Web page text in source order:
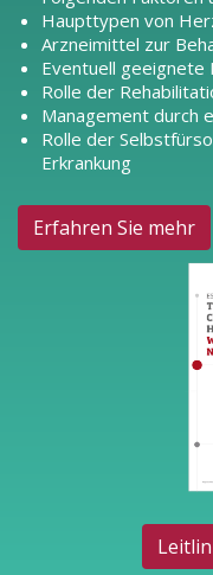
Haupttypen von
Arzneimittel zur
Eventuell geeignete
Rolle der
Management durch
Rolle der
Erkrankung
Erfahren Sie mehr